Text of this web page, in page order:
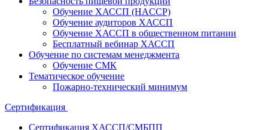
Обучение ХАССП (HACCP)
Обучение аудиторов ХАССП
Обучение ХАССП в общественном питании
Бесплатный вебинар ХАССП
Обучение по системам менеджмента
Обучение СМК
Тематическое обучение
Пожарно-технический минимум
Сертификация
Сертификация ХАССП/СМБПП